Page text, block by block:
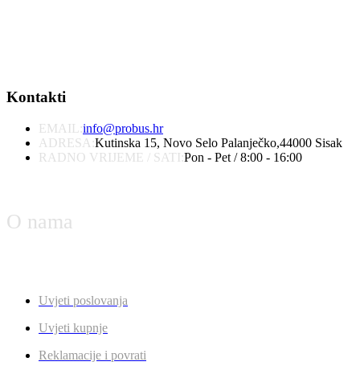
Kontakti
EMAIL:info@probus.hr
ADRESA:Kutinska 15, Novo Selo Palanječko,44000 Sisak
RADNO VRIJEME / SATI:Pon - Pet / 8:00 - 16:00
O nama
Uvjeti poslovanja
Uvjeti kupnje
Reklamacije i povrati